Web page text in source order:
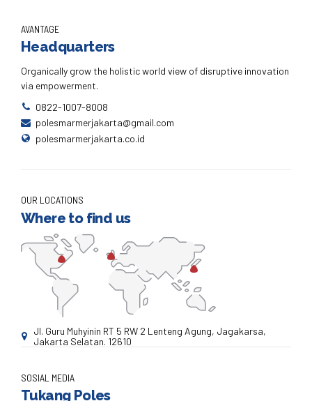
AVANTAGE
Headquarters
Organically grow the holistic world view of disruptive innovation
via empowerment.
0822-1007-8008
polesmarmerjakarta@gmail.com
polesmarmerjakarta.co.id
OUR LOCATIONS
Where to find us
Jl. Guru Muhyinin RT 5 RW 2 Lenteng Agung, Jagakarsa,
Jakarta Selatan. 12610
SOSIAL MEDIA
Tukang Poles